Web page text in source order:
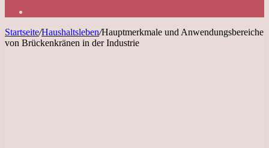
Startseite/Haushaltsleben/Hauptmerkmale und Anwendungsbereiche
von Brückenkränen in der Industrie